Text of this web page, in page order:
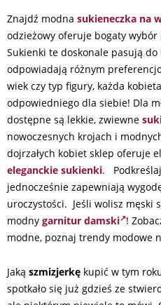
Znajdź modna sukieneczka na
odzieżowy oferuje bogaty wybór
Sukienki te doskonale pasują
odpowiadają różnym
wiek czy typ figury, każda
odpowiedniego dla siebie! Dla
dostępne są lekkie, zwiewne
nowoczesnych krojach i
dojrzałych kobiet sklep oferuje
eleganckie sukienki.
jednocześnie zapewniają
uroczystości. Jeśli wolisz męski
modny garnitur damski !
modne, poznaj trendy modowe
Jaką szmizjerkę kupić w tym
spotkało się już gdzieś ze